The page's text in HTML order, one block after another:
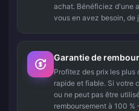
achat. Bénéficiez d'une
vous en avez besoin, de
Garantie de
Profitez des prix les
rapide et fiable. Si votre
ou ne peut pas être
remboursement à 100